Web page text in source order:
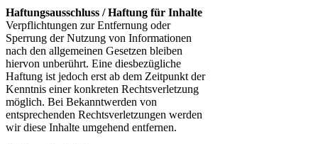
Haftungsausschluss / Haftung für Inhalte
Verpflichtungen zur Entfernung oder
Sperrung der Nutzung von Informationen
nach den allgemeinen Gesetzen bleiben
hiervon unberührt. Eine diesbezügliche
Haftung ist jedoch erst ab dem Zeitpunkt der
Kenntnis einer konkreten Rechtsverletzung
möglich. Bei Bekanntwerden von
entsprechenden Rechtsverletzungen werden
wir diese Inhalte umgehend entfernen.